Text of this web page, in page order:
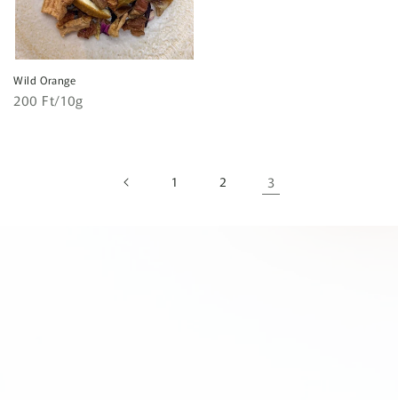
Wild Orange
Normál
Egységár
200 Ft/10g
1 2 3